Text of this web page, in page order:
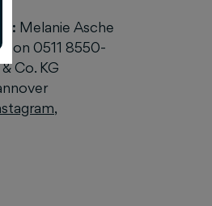
Melanie Asche
0511 8550-
Co. KG
,